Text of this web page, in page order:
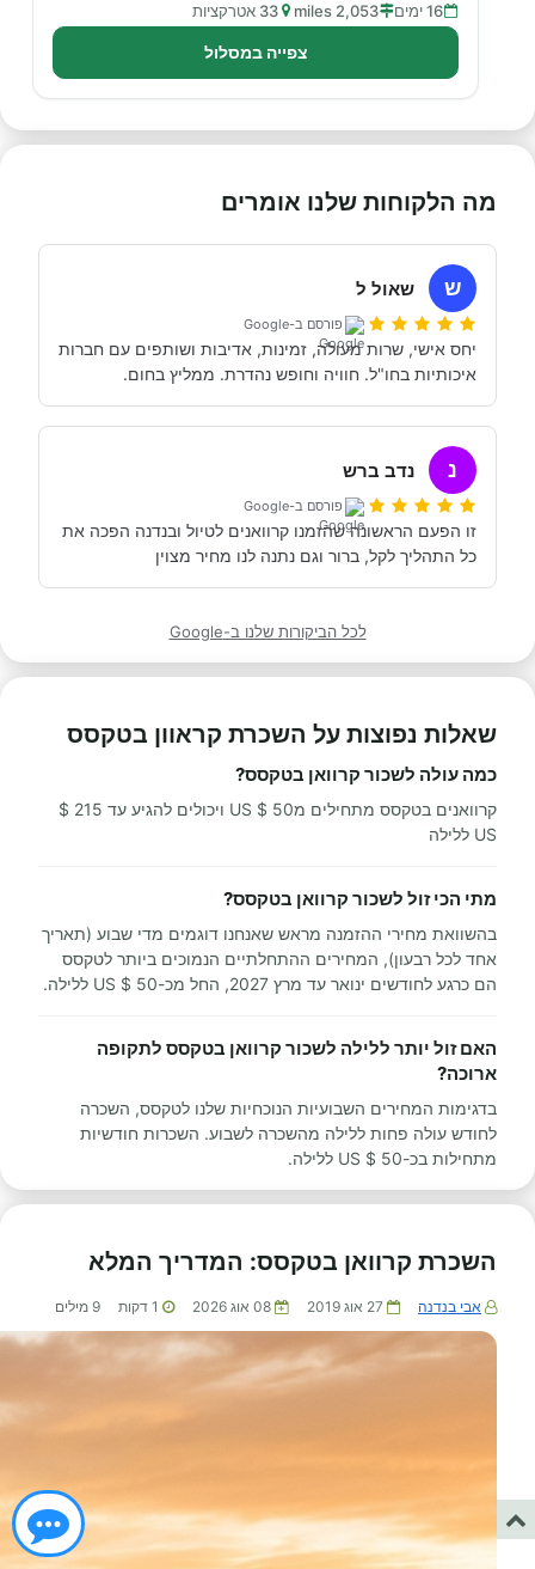
16 ימים 2,053 miles 33 אטרקציות
צפייה במסלול
מה הלקוחות שלנו אומרים
ש שאול ל
פורסם ב-Google
איכותיות בחו"ל. חוויה וחופש נהדרת. ממליץ בחום.
נ נדב ברש
פורסם ב-Google
כל התהליך לקל, ברור וגם נתנה לנו מחיר מצוין
לכל הביקורות שלנו ב-Google
שאלות נפוצות על השכרת קראוון בטקסס
כמה עולה לשכור קרוואן בטקסס?
קרוואנים בטקסס מתחילים מ50 $ US ויכולים להגיע עד 215 $
US ללילה
מתי הכי זול לשכור קרוואן בטקסס?
בהשוואת מחירי ההזמנה מראש שאנחנו דוגמים מדי שבוע (תאריך
אחד לכל רבעון), המחירים ההתחלתיים הנמוכים ביותר לטקסס
הם כרגע לחודשים ינואר עד מרץ 2027, החל מכ-50 $ US ללילה.
האם זול יותר ללילה לשכור קרוואן בטקסס לתקופה
ארוכה?
בדגימות המחירים השבועיות הנוכחיות שלנו לטקסס, השכרה
לחודש עולה פחות ללילה מהשכרה לשבוע. השכרות חודשיות
מתחילות בכ-50 $ US ללילה.
השכרת קרוואן בטקסס: המדריך המלא
אבי בנדנה 27 אוג 2019 08 אוג 2026 1 דקות 9 מילים